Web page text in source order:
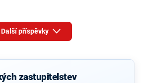
Další příspěvky
zastupitelstev